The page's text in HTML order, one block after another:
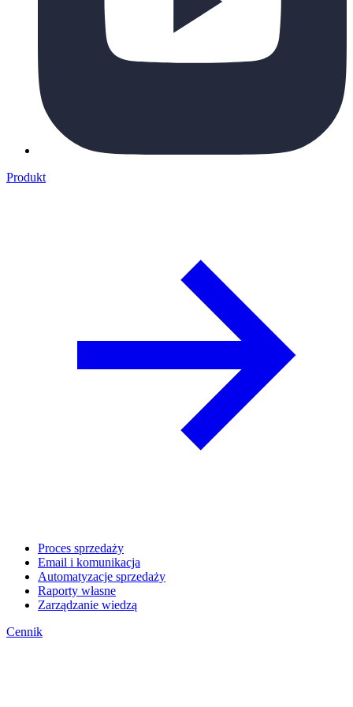
Produkt
Proces sprzedaży
Email i komunikacja
Automatyzacje sprzedaży
Raporty własne
Zarządzanie wiedzą
Cennik